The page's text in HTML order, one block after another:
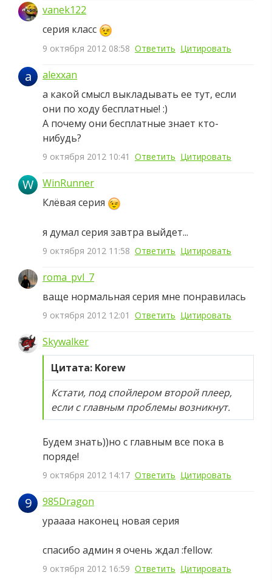
vanek122
серия класс
9 октября 2012 08:58 Ответить Цитировать
a
alexxan
а какой смысл выкладывать ее тут, если
они по ходу бесплатные! :)
А почему они бесплатные знает кто-
нибудь?
9 октября 2012 10:41 Ответить Цитировать
W
WinRunner
Клёвая серия
я думал серия завтра выйдет...
9 октября 2012 11:58 Ответить Цитировать
roma_pvl_7
ваще нормальная серия мне понравилась
9 октября 2012 12:01 Ответить Цитировать
Skywalker
Цитата: Korew
Кстати, под спойлером второй плеер,
если с главным проблемы возникнут.
Будем знать))но с главным все пока в
поряде!
9 октября 2012 14:17 Ответить Цитировать
9
985Dragon
ураааа наконец новая серия
спасибо админ я очень ждал :fellow:
9 октября 2012 16:59 Ответить Цитировать